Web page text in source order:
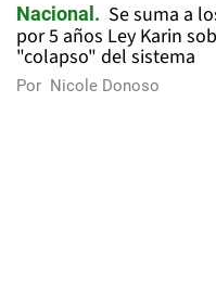
Nacional
Se suma a
por 5 años Ley Karin
"colapso" del sistema
Por Nicole Donoso